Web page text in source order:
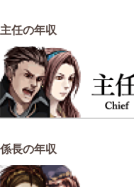
主任の年収
係長の年収